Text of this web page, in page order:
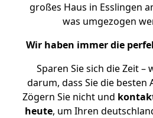
großes Haus in Esslingen
was umgezogen
Wir haben immer die
Sparen Sie sich die Zeit
darum, dass Sie die besten
Zögern Sie nicht und
heute, um Ihren